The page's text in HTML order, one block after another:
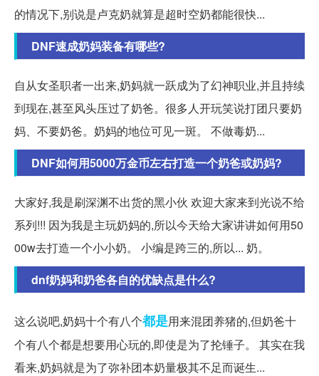
的情况下,别说是卢克奶就算是超时空奶都能很快...
DNF速成奶妈装备有哪些?
自从女圣职者一出来,奶妈就一跃成为了幻神职业,并且持续
到现在,甚至风头压过了奶爸。很多人开玩笑说打团只要奶
妈、不要奶爸。奶妈的地位可见一斑。 不做毒奶...
DNF如何用5000万金币左右打造一个奶爸或奶妈?
大家好,我是刷深渊不出货的黑小伙 欢迎大家来到光说不给
系列!!! 因为我是主玩奶妈的,所以今天给大家讲讲如何用50
00w去打造一个小小奶。 小编是跨三的,所以... 奶。
dnf奶妈和奶爸各自的优缺点是什么?
这么说吧,奶妈十个有八个都是用来混团养猪的,但奶爸十
个有八个都是想要用心玩的,即使是为了抡锤子。 其实在我
看来,奶妈就是为了弥补团本奶量极其不足而诞生...